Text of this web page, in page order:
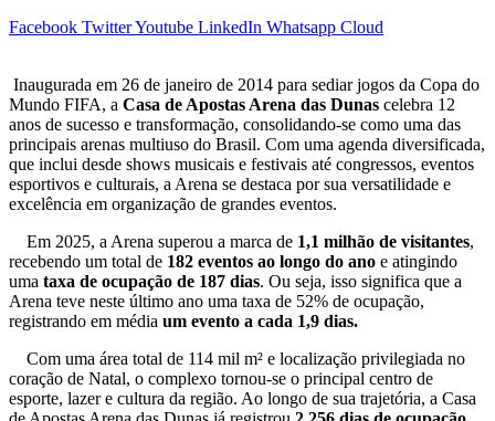
Facebook TwitterYoutube LinkedIn Whatsapp Cloud
Inaugurada em 26 de janeiro de 2014 para sediar jogos da Copa do
Mundo FIFA, a Casa de Apostas Arena das Dunas celebra 12
anos de sucesso e transformação, consolidando-se como uma das
principais arenas multiuso do Brasil. Com uma agenda diversificada,
que inclui desde shows musicais e festivais até congressos, eventos
esportivos e culturais, a Arena se destaca por sua versatilidade e
excelência em organização de grandes eventos.
Em 2025, a Arena superou a marca de 1,1 milhão de visitantes,
recebendo um total de 182 eventos ao longo do ano e atingindo
uma taxa de ocupação de 187 dias. Ou seja, isso significa que a
Arena teve neste último ano uma taxa de 52% de ocupação,
registrando em média um evento a cada 1,9 dias.
Com uma área total de 114 mil m² e localização privilegiada no
coração de Natal, o complexo tornou-se o principal centro de
esporte, lazer e cultura da região. Ao longo de sua trajetória, a Casa